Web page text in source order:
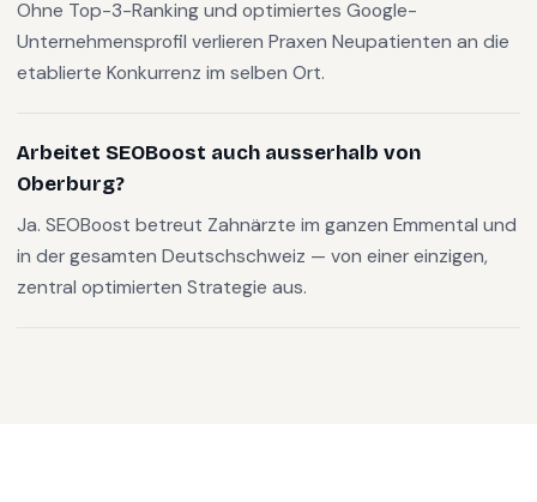
Ohne Top-3-Ranking und optimiertes Google-
Unternehmensprofil verlieren Praxen Neupatienten an die
etablierte Konkurrenz im selben Ort.
Arbeitet SEOBoost auch ausserhalb von
Oberburg?
Ja. SEOBoost betreut Zahnärzte im ganzen Emmental und
in der gesamten Deutschschweiz — von einer einzigen,
zentral optimierten Strategie aus.